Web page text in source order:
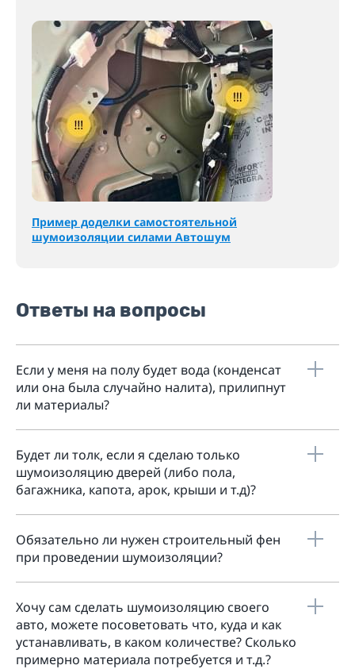
Пример доделки самостоятельной
шумоизоляции силами Автошум
Ответы на вопросы
Если у меня на полу будет вода (конденсат
или она была случайно налита), прилипнут
ли материалы?
Будет ли толк, если я сделаю только
шумоизоляцию дверей (либо пола,
багажника, капота, арок, крыши и т.д)?
Обязательно ли нужен строительный фен
при проведении шумоизоляции?
Хочу сам сделать шумоизоляцию своего
авто, можете посоветовать что, куда и как
устанавливать, в каком количестве? Сколько
примерно материала потребуется и т.д.?